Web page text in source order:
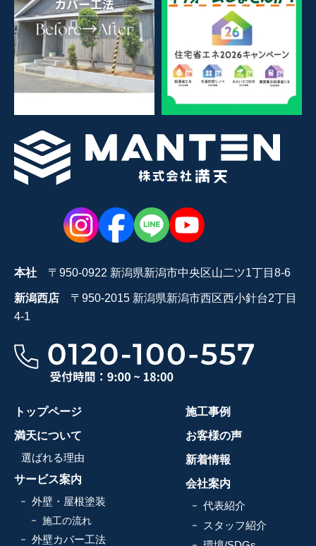
本社 〒950-0922 新潟県新潟市中央区山二ツ1丁目8-6
新潟西店 〒950-2015 新潟県新潟市西区西小針台2丁目
4-1
トップページ
満天について
選ばれる理由
サービス案内
外壁・屋根塗装
施工の流れ
外壁カバー工法
施工事例
お客様の声
新着情報
会社案内
代表紹介
スタッフ紹介